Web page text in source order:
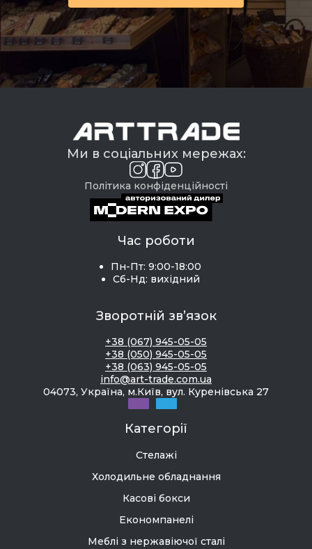
Ми в соціальних мережах:
Політика конфіденційності
Час роботи
Пн-Пт: 9:00-18:00
Сб-Нд: вихідний
Зворотній зв’язок
+38 (067) 945-05-05
+38 (050) 945-05-05
+38 (063) 945-05-05
info@art-trade.com.ua
04073, Україна, м.Київ, вул. Куренівська 27
Категорії
Стелажі
Холодильне обладнання
Касові бокси
Економпанелі
Меблі з нержавіючої сталі